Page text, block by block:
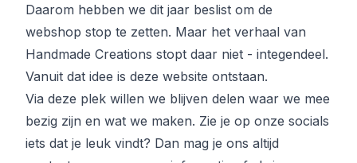
Daarom hebben we dit jaar beslist om de
webshop stop te zetten. Maar het verhaal van
Handmade Creations stopt daar niet - integendeel.
Vanuit dat idee is deze website ontstaan.
Via deze plek willen we blijven delen waar we mee
bezig zijn en wat we maken. Zie je op onze socials
iets dat je leuk vindt? Dan mag je ons altijd